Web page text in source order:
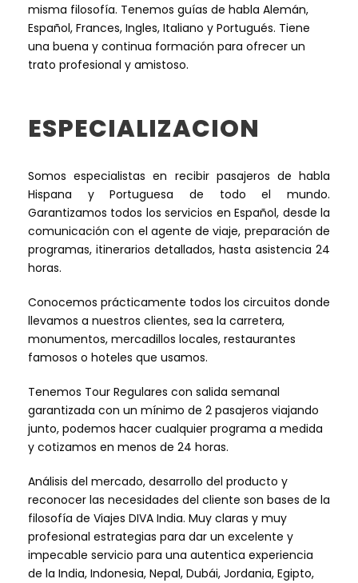
misma filosofía. Tenemos guías de habla Alemán,
Español, Frances, Ingles, Italiano y Portugués. Tiene
una buena y continua formación para ofrecer un
trato profesional y amistoso.
ESPECIALIZACION
Somos especialistas en recibir pasajeros de habla
Hispana y Portuguesa de todo el mundo.
Garantizamos todos los servicios en Español, desde la
comunicación con el agente de viaje, preparación de
programas, itinerarios detallados, hasta asistencia 24
horas.
Conocemos prácticamente todos los circuitos donde
llevamos a nuestros clientes, sea la carretera,
monumentos, mercadillos locales, restaurantes
famosos o hoteles que usamos.
Tenemos Tour Regulares con salida semanal
garantizada con un mínimo de 2 pasajeros viajando
junto, podemos hacer cualquier programa a medida
y cotizamos en menos de 24 horas.
Análisis del mercado, desarrollo del producto y
reconocer las necesidades del cliente son bases de la
filosofía de Viajes DIVA India. Muy claras y muy
profesional estrategias para dar un excelente y
impecable servicio para una autentica experiencia
de la India, Indonesia, Nepal, Dubái, Jordania, Egipto,